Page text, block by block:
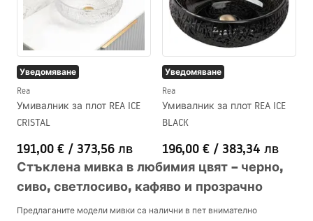
Уведомяване
Rea
Умивалник за плот REA ICE
CRISTAL
191,00 € / 373,56 лв
Уведомяване
Rea
Умивалник за плот REA ICE
BLACK
196,00 € / 383,34 лв
Стъклена мивка в любимия цвят – черно,
сиво, светлосиво, кафяво и прозрачно
Предлаганите модели мивки са налични в пет внимателно